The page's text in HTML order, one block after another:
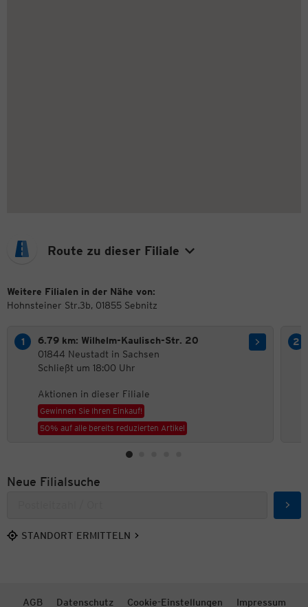
Route zu dieser Filiale
Weitere Filialen in der Nähe von:
Hohnsteiner Str.3b, 01855 Sebnitz
6.79 km: Wilhelm-Kaulisch-Str. 20
01844 Neustadt in Sachsen
Schließt um 18:00 Uhr
Aktionen in dieser Filiale
Gewinnen Sie Ihren Einkauf!
50% auf alle bereits reduzierten Artikel
Neue Filialsuche
STANDORT ERMITTELN
AGB Datenschutz Cookie-Einstellungen Impressum